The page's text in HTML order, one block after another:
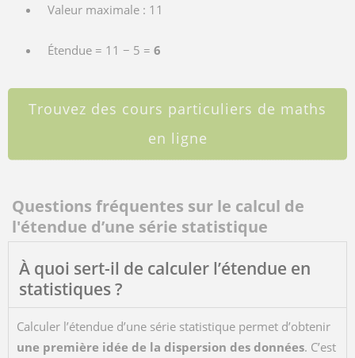
Valeur maximale : 11
Étendue = 11 − 5 = 6
Trouvez des cours particuliers de maths
en ligne
Questions fréquentes sur le calcul de
l'étendue d’une série statistique
À quoi sert-il de calculer l’étendue en
statistiques ?
Calculer l’étendue d’une série statistique permet d’obtenir
une première idée de la dispersion des données. C’est